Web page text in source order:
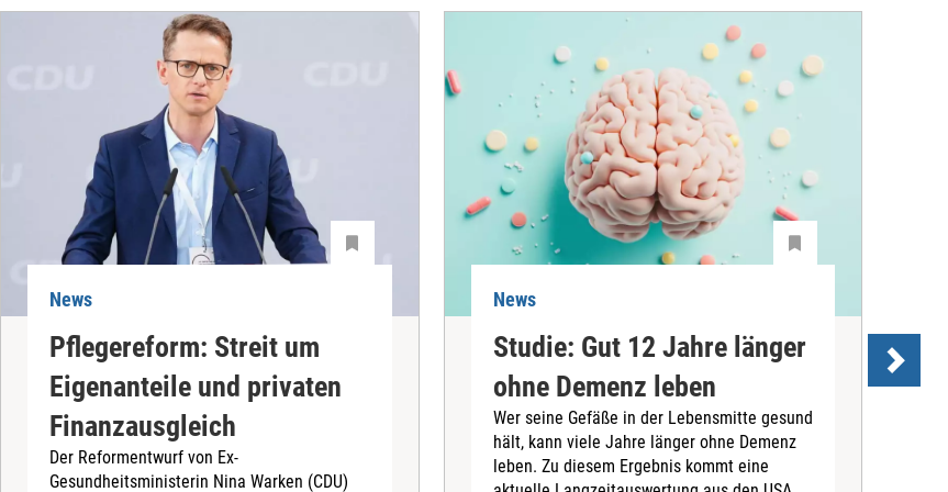
News
Pflegereform: Streit um
Eigenanteile und privaten
Finanzausgleich
Der Reformentwurf von Ex-
Gesundheitsministerin Nina Warken (CDU)
News
Studie: Gut 12 Jahre länger
ohne Demenz leben
Wer seine Gefäße in der Lebensmitte gesund
hält, kann viele Jahre länger ohne Demenz
leben. Zu diesem Ergebnis kommt eine